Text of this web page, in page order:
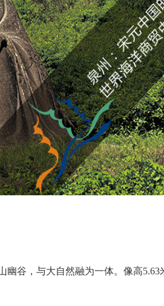
谷，与大自然融为一体。像高5.63